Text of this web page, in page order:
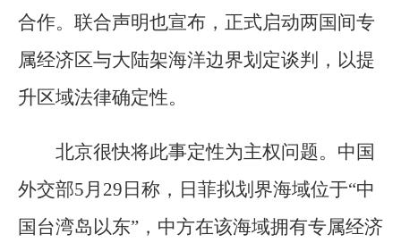
合作。联合声明也宣布，正式启动两国间专
属经济区与大陆架海洋边界划定谈判，以提
升区域法律确定性。
北京很快将此事定性为主权问题。中国
外交部5月29日称，日菲拟划界海域位于“中
国台湾岛以东”，中方在该海域拥有专属经济